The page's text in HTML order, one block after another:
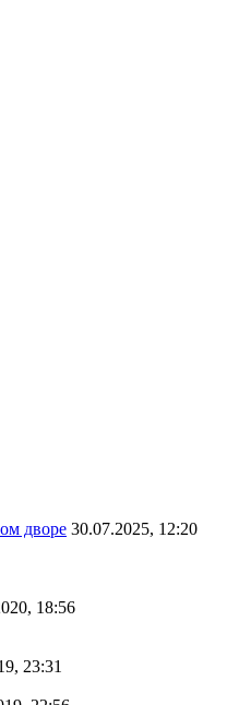
дворе 30.07.2025, 12:20
18:56
23:31